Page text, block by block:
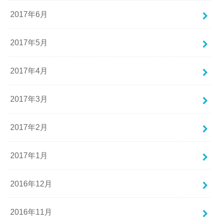
2017年6月
2017年5月
2017年4月
2017年3月
2017年2月
2017年1月
2016年12月
2016年11月